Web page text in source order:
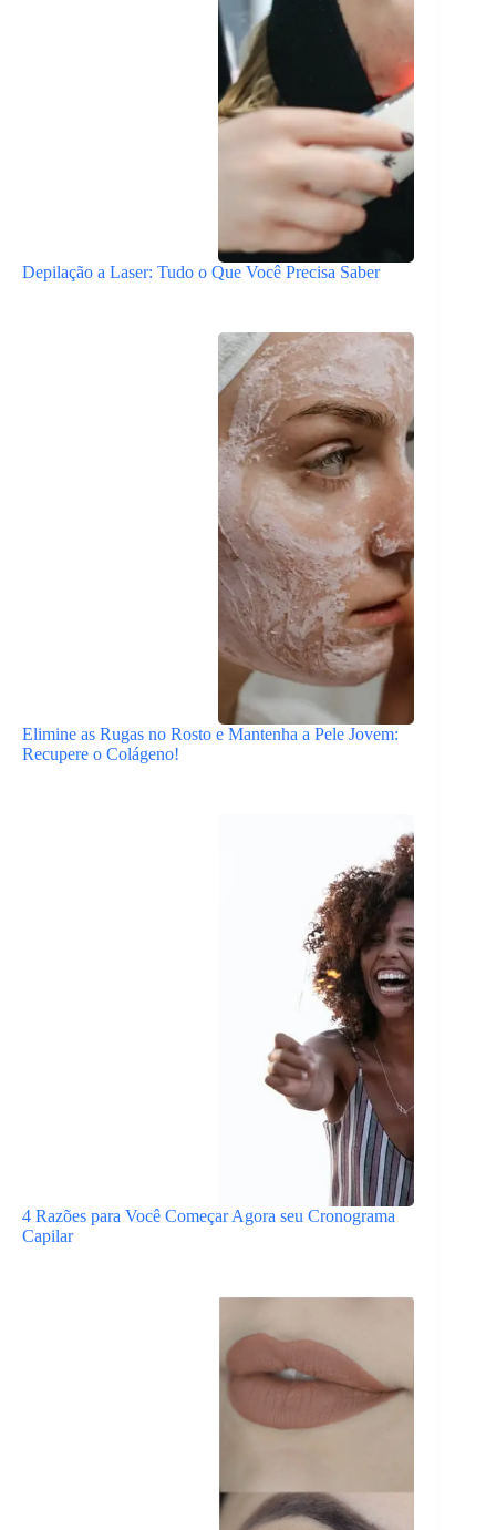
Depilação a Laser: Tudo o Que Você Precisa Saber
Elimine as Rugas no Rosto e Mantenha a Pele Jovem:
Recupere o Colágeno!
4 Razões para Você Começar Agora seu Cronograma
Capilar